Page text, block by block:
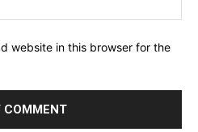
website in this browser for the